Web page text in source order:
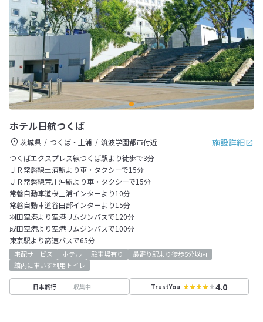
ホテル日航つくば
施設詳細
茨城県 つくば・土浦
筑波学園都市付近
つくばエクスプレス線つくば駅より徒歩で3分
ＪＲ常磐線土浦駅より車・タクシーで15分
ＪＲ常磐線荒川沖駅より車・タクシーで15分
常磐自動車道桜土浦インターより10分
常磐自動車道谷田部インターより15分
羽田空港より空港リムジンバスで120分
成田空港より空港リムジンバスで100分
東京駅より高速バスで65分
宅配サービス ホテル 駐車場有り
最寄り駅より徒歩5分以内
館内に車いす利用トイレ
日本旅行 収集中 TrustYou 4.0